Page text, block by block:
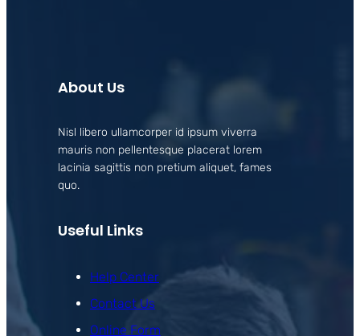
About Us
Nisl libero ullamcorper id ipsum viverra
mauris non pellentesque placerat lorem
lacinia sagittis non pretium aliquet, fames
quo.
Useful Links
Help Center
Contact Us
Online Form